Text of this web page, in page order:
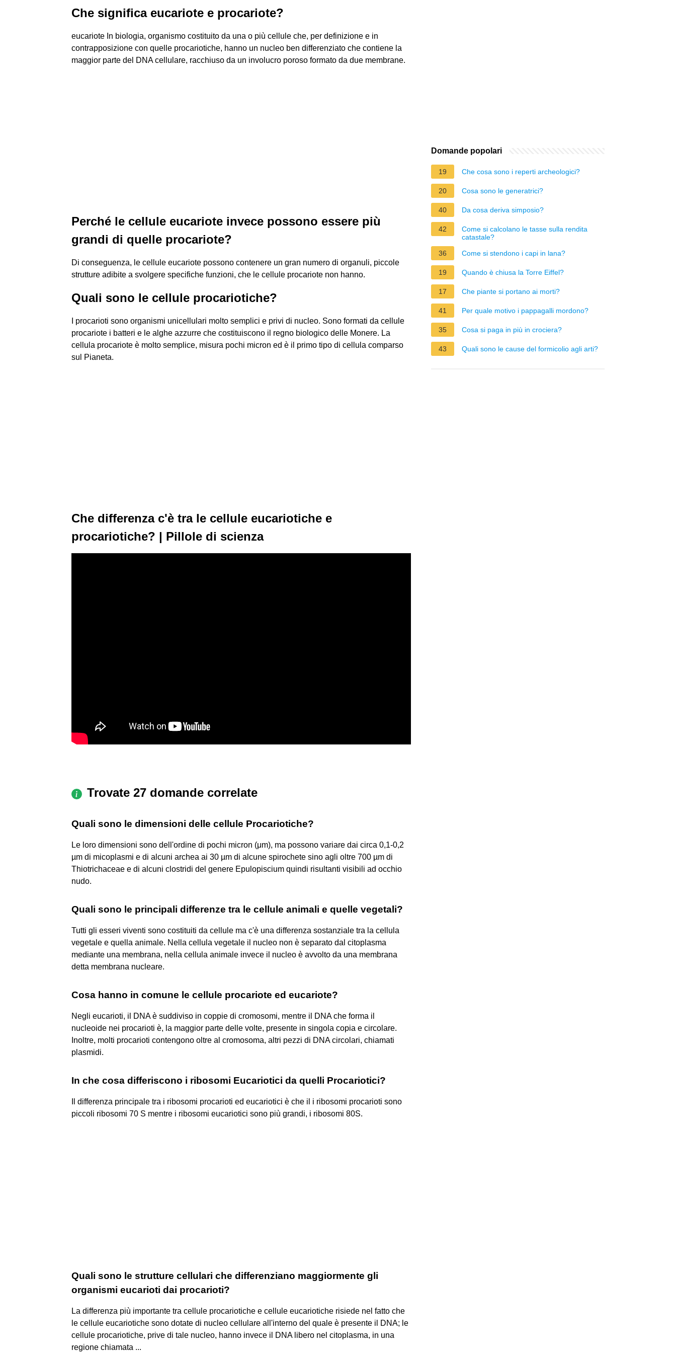
Che significa eucariote e procariote?
eucariote In biologia, organismo costituito da una o più cellule che, per definizione e in
contrapposizione con quelle procariotiche, hanno un nucleo ben differenziato che contiene la
maggior parte del DNA cellulare, racchiuso da un involucro poroso formato da due membrane.
Perché le cellule eucariote invece possono essere più
grandi di quelle procariote?
Di conseguenza, le cellule eucariote possono contenere un gran numero di organuli, piccole
strutture adibite a svolgere specifiche funzioni, che le cellule procariote non hanno.
Quali sono le cellule procariotiche?
I procarioti sono organismi unicellulari molto semplici e privi di nucleo. Sono formati da cellule
procariote i batteri e le alghe azzurre che costituiscono il regno biologico delle Monere. La
cellula procariote è molto semplice, misura pochi micron ed è il primo tipo di cellula comparso
sul Pianeta.
Che differenza c'è tra le cellule eucariotiche e
procariotiche? | Pillole di scienza
Trovate 27 domande correlate
Quali sono le dimensioni delle cellule Procariotiche?
Le loro dimensioni sono dell'ordine di pochi micron (μm), ma possono variare dai circa 0,1-0,2
µm di micoplasmi e di alcuni archea ai 30 µm di alcune spirochete sino agli oltre 700 µm di
Thiotrichaceae e di alcuni clostridi del genere Epulopiscium quindi risultanti visibili ad occhio
nudo.
Quali sono le principali differenze tra le cellule animali e quelle vegetali?
Tutti gli esseri viventi sono costituiti da cellule ma c'è una differenza sostanziale tra la cellula
vegetale e quella animale. Nella cellula vegetale il nucleo non è separato dal citoplasma
mediante una membrana, nella cellula animale invece il nucleo è avvolto da una membrana
detta membrana nucleare.
Cosa hanno in comune le cellule procariote ed eucariote?
Negli eucarioti, il DNA è suddiviso in coppie di cromosomi, mentre il DNA che forma il
nucleoide nei procarioti è, la maggior parte delle volte, presente in singola copia e circolare.
Inoltre, molti procarioti contengono oltre al cromosoma, altri pezzi di DNA circolari, chiamati
plasmidi.
In che cosa differiscono i ribosomi Eucariotici da quelli Procariotici?
Il differenza principale tra i ribosomi procarioti ed eucariotici è che il i ribosomi procarioti sono
piccoli ribosomi 70 S mentre i ribosomi eucariotici sono più grandi, i ribosomi 80S.
Quali sono le strutture cellulari che differenziano maggiormente gli
organismi eucarioti dai procarioti?
La differenza più importante tra cellule procariotiche e cellule eucariotiche risiede nel fatto che
le cellule eucariotiche sono dotate di nucleo cellulare all'interno del quale è presente il DNA; le
cellule procariotiche, prive di tale nucleo, hanno invece il DNA libero nel citoplasma, in una
regione chiamata ...
Domande popolari
19 Che cosa sono i reperti archeologici?
20 Cosa sono le generatrici?
40 Da cosa deriva simposio?
42
Come si calcolano le tasse sulla rendita
catastale?
36
Come si stendono i capi in lana?
19 Quando è chiusa la Torre Eiffel?
17 Che piante si portano ai morti?
41 Per quale motivo i pappagalli mordono?
35 Cosa si paga in più in crociera?
43 Quali sono le cause del formicolio agli arti?